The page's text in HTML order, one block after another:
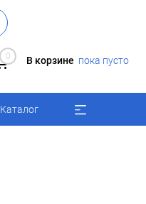
0 В корзине пока пусто
Каталог